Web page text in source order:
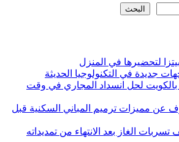
البحث
لتحضيرها في المنزل
جديدة في التكنولوجيا الحديثة
لحل انسداد المجاري في وقت
عن مميزات ترميم المباني السكنية قبل
الغاز بعد الانتهاء من تمديداته